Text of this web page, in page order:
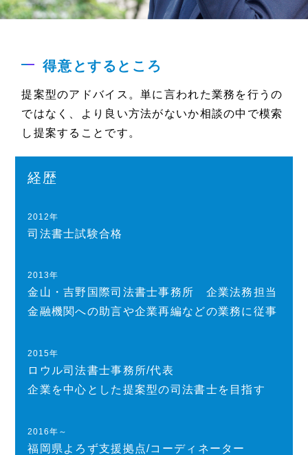
得意とするところ
提案型のアドバイス。単に言われた業務を行うの
ではなく、より良い方法がないか相談の中で模索
し提案することです。
経歴
2012年
司法書士試験合格
2013年
金山・吉野国際司法書士事務所 企業法務担当
金融機関への助言や企業再編などの業務に従事
2015年
ロウル司法書士事務所/代表
企業を中心とした提案型の司法書士を目指す
2016年～
福岡県よろず支援拠点/コーディネーター